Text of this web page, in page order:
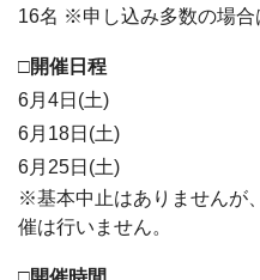
16名 ※申し込み多数の場合
□開催日程
6月4日(土)
6月18日(土)
6月25日(土)
※基本中止はありませんが
催は行いません。